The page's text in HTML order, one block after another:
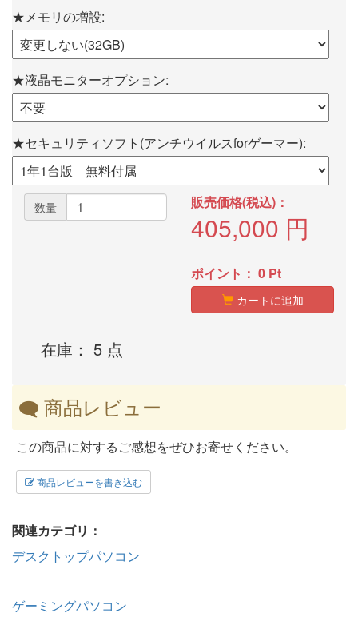
★メモリの増設:
★液晶モニターオプション:
★セキュリティソフト(アンチウイルスforゲーマー):
数量
在庫： 5 点
販売価格(税込)：
405,000 円
ポイント： 0 Pt
カートに追加
商品レビュー
この商品に対するご感想をぜひお寄せください。
商品レビューを書き込む
関連カテゴリ：
デスクトップパソコン
ゲーミングパソコン